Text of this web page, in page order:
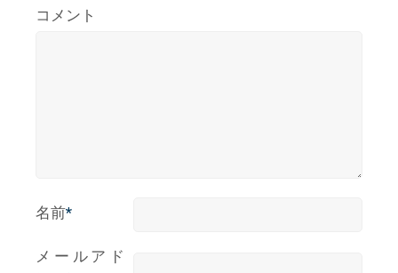
コメント
名前*
メールアド